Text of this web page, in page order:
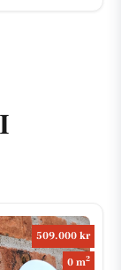
509.000 kr
0 m2